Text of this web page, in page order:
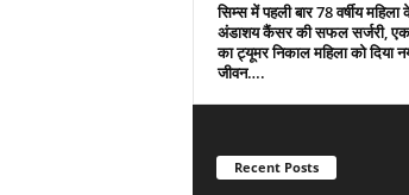
सिम्स में पहली बार 78 वर्षीय महिला
अंडाशय कैंसर की सफल सर्जरी,
का ट्यूमर निकाल महिला को दिया
जीवन….
Recent Posts